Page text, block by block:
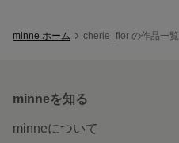
minne ホーム cherie_flor の作品一覧
minneを知る
minneについて